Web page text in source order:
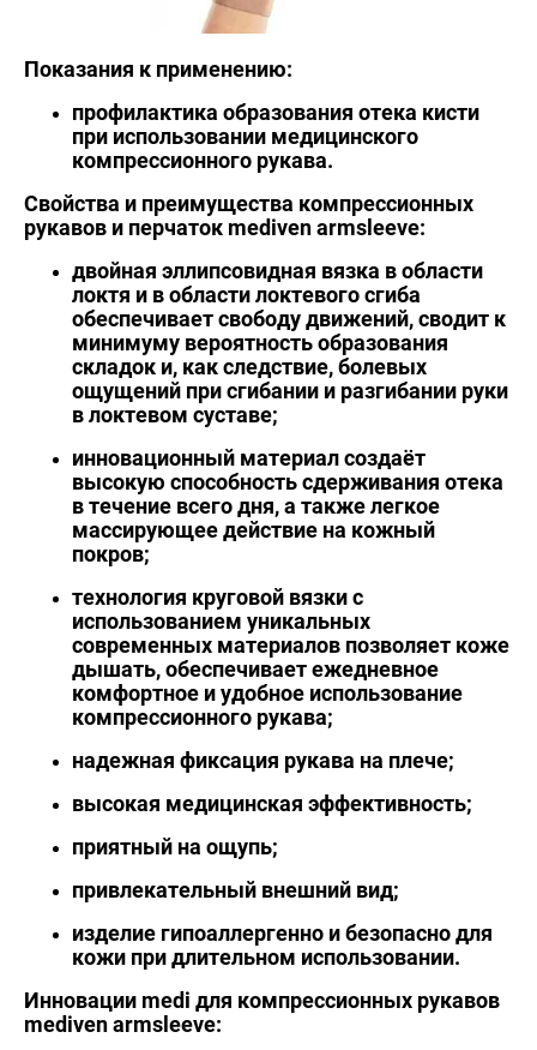
Показания к применению:
профилактика образования отека кисти
при использовании медицинского
компрессионного рукава.
Свойства и преимущества компрессионных
рукавов и перчаток mediven armsleeve:
двойная эллипсовидная вязка в области
локтя и в области локтевого сгиба
обеспечивает свободу движений, сводит к
минимуму вероятность образования
складок и, как следствие, болевых
ощущений при сгибании и разгибании руки
в локтевом суставе;
инновационный материал создаёт
высокую способность сдерживания отека
в течение всего дня, а также легкое
массирующее действие на кожный
покров;
технология круговой вязки с
использованием уникальных
современных материалов позволяет коже
дышать, обеспечивает ежедневное
комфортное и удобное использование
компрессионного рукава;
надежная фиксация рукава на плече;
высокая медицинская эффективность;
приятный на ощупь;
привлекательный внешний вид;
изделие гипоаллергенно и безопасно для
кожи при длительном использовании.
Инновации medi для компрессионных рукавов
mediven armsleeve: